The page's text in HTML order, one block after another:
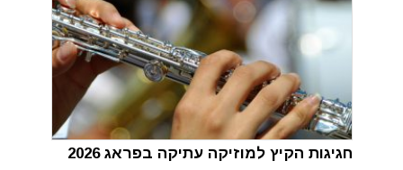
חגיגות הקיץ למוזיקה עתיקה בפראג 2026